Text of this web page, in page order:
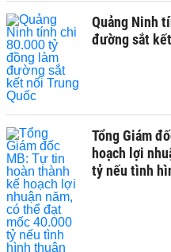
Quảng Ninh
đường sắt
Tổng Giám
hoạch lợi
tỷ nếu tình